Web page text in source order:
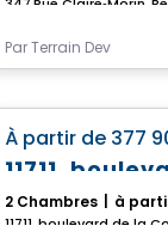
ParTerrain Dev
À partir de 377
11711,
2 Chambres à